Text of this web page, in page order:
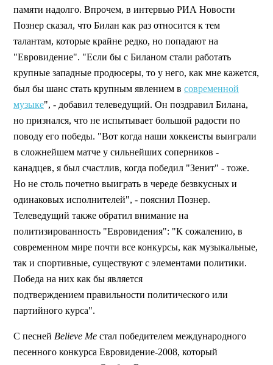
памяти надолго. Впрочем, в интервью РИА Новости
Познер сказал, что Билан как раз относится к тем
талантам, которые крайне редко, но попадают на
"Евровидение". "Если бы с Биланом стали работать
крупные западные продюсеры, то у него, как мне кажется,
был бы шанс стать крупным явлением в современной
музыке", - добавил телеведущий. Он поздравил Билана,
но признался, что не испытывает большой радости по
поводу его победы. "Вот когда наши хоккеисты выиграли
в сложнейшем матче у сильнейших соперников -
канадцев, я был счастлив, когда победил "Зенит" - тоже.
Но не столь почетно выиграть в череде безвкусных и
одинаковых исполнителей", - пояснил Познер.
Телеведущий также обратил внимание на
политизированность "Евровидения": "К сожалению, в
современном мире почти все конкурсы, как музыкальные,
так и спортивные, существуют с элементами политики.
Победа на них как бы является
подтверждением правильности политического или
партийного курса".
С песней Believe Me стал победителем международного
песенного конкурса Евровидение-2008, который